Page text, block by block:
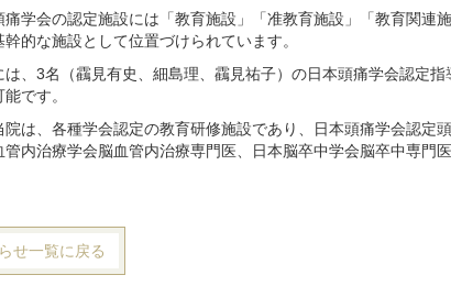
痛学会の認定施設には「教育施設」「准教育施設」「教育関
幹的な施設として位置づけられています。
は、3名（靍見有史、細島理、靍見祐子）の日本頭痛学会認定
です。
院は、各種学会認定の教育研修施設であり、日本頭痛学会認
管内治療学会脳血管内治療専門医、日本脳卒中学会脳卒中専門
せ一覧に戻る